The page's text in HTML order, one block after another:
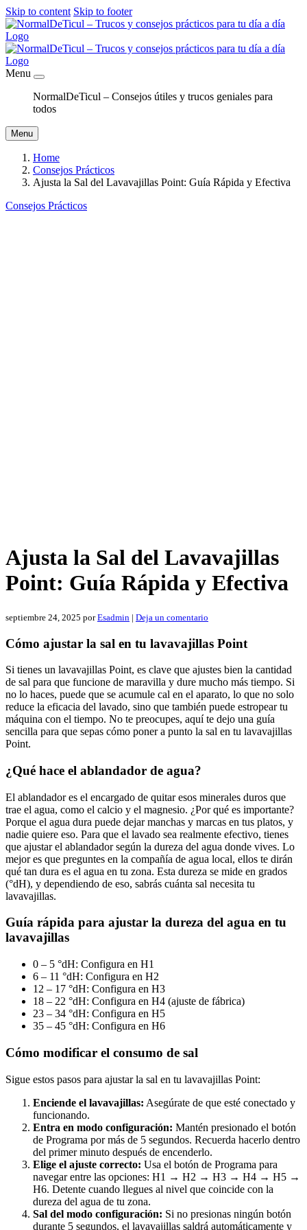
Skip to content Skip to footer
Menu
NormalDeTicul – Consejos útiles y trucos geniales para
todos
Menu
Home
Consejos Prácticos
Ajusta la Sal del Lavavajillas Point: Guía Rápida y Efectiva
Consejos Prácticos
Ajusta la Sal del Lavavajillas
Point: Guía Rápida y Efectiva
septiembre 24, 2025 porEsadmin | Deja un comentario
Cómo ajustar la sal en tu lavavajillas Point
Si tienes un lavavajillas Point, es clave que ajustes bien la cantidad
de sal para que funcione de maravilla y dure mucho más tiempo. Si
no lo haces, puede que se acumule cal en el aparato, lo que no solo
reduce la eficacia del lavado, sino que también puede estropear tu
máquina con el tiempo. No te preocupes, aquí te dejo una guía
sencilla para que sepas cómo poner a punto la sal en tu lavavajillas
Point.
¿Qué hace el ablandador de agua?
El ablandador es el encargado de quitar esos minerales duros que
trae el agua, como el calcio y el magnesio. ¿Por qué es importante?
Porque el agua dura puede dejar manchas y marcas en tus platos, y
nadie quiere eso. Para que el lavado sea realmente efectivo, tienes
que ajustar el ablandador según la dureza del agua donde vives. Lo
mejor es que preguntes en la compañía de agua local, ellos te dirán
qué tan dura es el agua en tu zona. Esta dureza se mide en grados
(°dH), y dependiendo de eso, sabrás cuánta sal necesita tu
lavavajillas.
Guía rápida para ajustar la dureza del agua en tu
lavavajillas
0 – 5 °dH: Configura en H1
6 – 11 °dH: Configura en H2
12 – 17 °dH: Configura en H3
18 – 22 °dH: Configura en H4 (ajuste de fábrica)
23 – 34 °dH: Configura en H5
35 – 45 °dH: Configura en H6
Cómo modificar el consumo de sal
Sigue estos pasos para ajustar la sal en tu lavavajillas Point:
Enciende el lavavajillas: Asegúrate de que esté conectado y
funcionando.
Entra en modo configuración: Mantén presionado el botón
de Programa por más de 5 segundos. Recuerda hacerlo dentro
del primer minuto después de encenderlo.
Elige el ajuste correcto: Usa el botón de Programa para
navegar entre las opciones: H1 → H2 → H3 → H4 → H5 →
H6. Detente cuando llegues al nivel que coincide con la
dureza del agua de tu zona.
Sal del modo configuración: Si no presionas ningún botón
durante 5 segundos, el lavavajillas saldrá automáticamente y